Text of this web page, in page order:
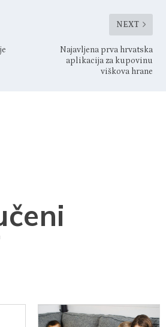
NEXT
Najavljena prva hrvatska
aplikacija za kupovinu
viškova hrane